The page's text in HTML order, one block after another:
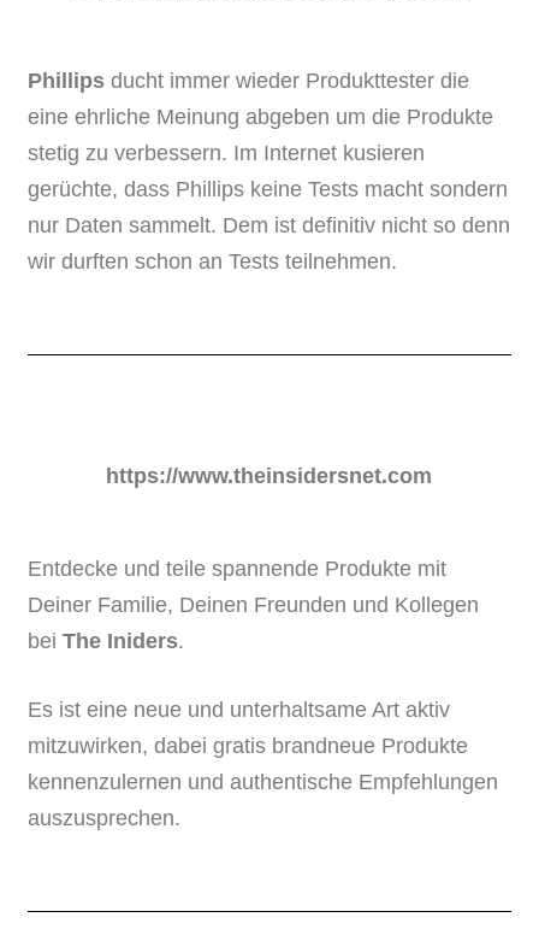
Phillips ducht immer wieder Produkttester die
eine ehrliche Meinung abgeben um die Produkte
stetig zu verbessern. Im Internet kusieren
gerüchte, dass Phillips keine Tests macht sondern
nur Daten sammelt. Dem ist definitiv nicht so denn
wir durften schon an Tests teilnehmen.
https://www.theinsidersnet.com
Entdecke und teile spannende Produkte mit
Deiner Familie, Deinen Freunden und Kollegen
bei The Iniders.
Es ist eine neue und unterhaltsame Art aktiv
mitzuwirken, dabei gratis brandneue Produkte
kennenzulernen und authentische Empfehlungen
auszusprechen.